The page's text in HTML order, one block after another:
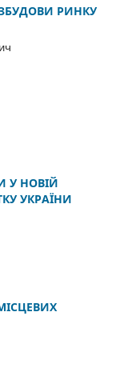
РИНКУ
У НОВІЙ
УКРАЇНИ